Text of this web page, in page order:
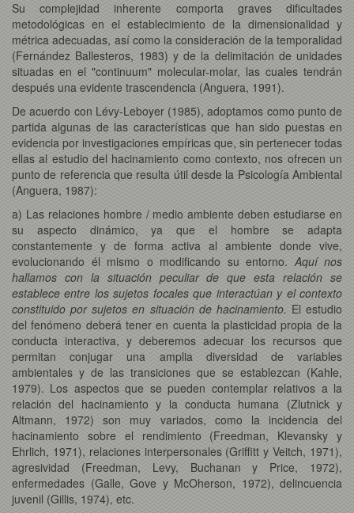
Su complejidad inherente comporta graves dificultades
metodológicas en el establecimiento de la dimensionalidad y
métrica adecuadas, así como la consideración de la temporalidad
(Fernández Ballesteros, 1983) y de la delimitación de unidades
situadas en el "continuum" molecular-molar, las cuales tendrán
después una evidente trascendencia (Anguera, 1991).
De acuerdo con Lévy-Leboyer (1985), adoptamos como punto de
partida algunas de las características que han sido puestas en
evidencia por investigaciones empíricas que, sin pertenecer todas
ellas al estudio del hacinamiento como contexto, nos ofrecen un
punto de referencia que resulta útil desde la Psicología Ambiental
(Anguera, 1987):
a) Las relaciones hombre / medio ambiente deben estudiarse en
su aspecto dinámico, ya que el hombre se adapta
constantemente y de forma activa al ambiente donde vive,
evolucionando él mismo o modificando su entorno. Aquí nos
hallamos con la situación peculiar de que esta relación se
establece entre los sujetos focales que interactúan y el contexto
constituido por sujetos en situación de hacinamiento. El estudio
del fenómeno deberá tener en cuenta la plasticidad propia de la
conducta interactiva, y deberemos adecuar los recursos que
permitan conjugar una amplia diversidad de variables
ambientales y de las transiciones que se establezcan (Kahle,
1979). Los aspectos que se pueden contemplar relativos a la
relación del hacinamiento y la conducta humana (Zlutnick y
Altmann, 1972) son muy variados, como la incidencia del
hacinamiento sobre el rendimiento (Freedman, Klevansky y
Ehrlich, 1971), relaciones interpersonales (Griffitt y Veitch, 1971),
agresividad (Freedman, Levy, Buchanan y Price, 1972),
enfermedades (Galle, Gove y McOherson, 1972), delincuencia
juvenil (Gillis, 1974), etc.